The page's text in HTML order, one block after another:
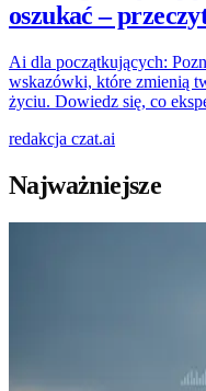
oszukać –
Ai dla początkujących:
wskazówki, które zmienią
życiu. Dowiedz się, co
redakcja czat.ai
Najważniejsze